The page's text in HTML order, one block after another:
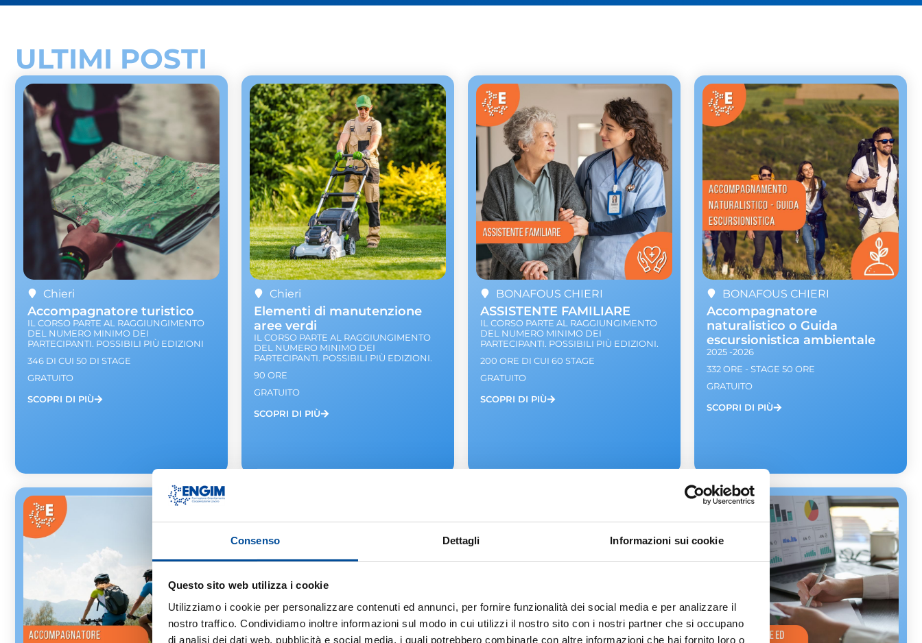
Consenso Dettagli Informazioni sui cookie
Questo sito web utilizza i cookie
Utilizziamo i cookie per personalizzare contenuti ed annunci, per fornire funzionalità dei social media e per analizzare il
nostro traffico. Condividiamo inoltre informazioni sul modo in cui utilizzi il nostro sito con i nostri partner che si occupano
di analisi dei dati web, pubblicità e social media, i quali potrebbero combinarle con altre informazioni che hai fornito loro o
ULTIMI POSTI
Chieri
Accompagnatore turistico
IL CORSO PARTE AL RAGGIUNGIMENTO
DEL NUMERO MINIMO DEI
PARTECIPANTI. POSSIBILI PIÙ EDIZIONI
346 DI CUI 50 DI STAGE
GRATUITO
SCOPRI DI PIÙ
Chieri
Elementi di manutenzione
aree verdi
IL CORSO PARTE AL RAGGIUNGIMENTO
DEL NUMERO MINIMO DEI
PARTECIPANTI. POSSIBILI PIÙ EDIZIONI.
90 ORE
GRATUITO
SCOPRI DI PIÙ
BONAFOUS CHIERI
ASSISTENTE FAMILIARE
IL CORSO PARTE AL RAGGIUNGIMENTO
DEL NUMERO MINIMO DEI
PARTECIPANTI. POSSIBILI PIÙ EDIZIONI.
200 ORE DI CUI 60 STAGE
GRATUITO
SCOPRI DI PIÙ
BONAFOUS CHIERI
Accompagnatore
naturalistico o Guida
escursionistica ambientale
2025 -2026
332 ORE - STAGE 50 ORE
GRATUITO
SCOPRI DI PIÙ